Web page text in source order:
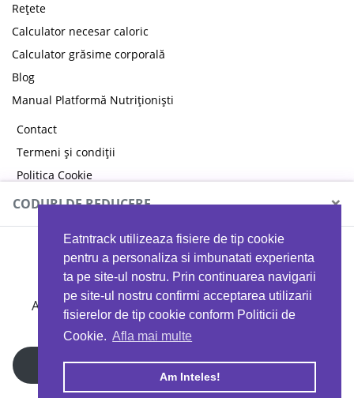
Eatntrack utilizeaza fisiere de tip cookie
pentru a personaliza si imbunatati experienta
ta pe site-ul nostru. Prin continuarea navigarii
pe site-ul nostru confirmi acceptarea utilizarii
fisierelor de tip cookie conform Politicii de
Cookie. Afla mai multe
Am Inteles!
Rețete
Calculator necesar caloric
Calculator grăsime corporală
Blog
Manual Platformă Nutriționiști
Contact
Termeni și condiții
Politica Cookie
Politica de confidențialitate
Copyright © 2026 EAT & TRACK S.R.L
CODURI DE REDUCERE ×
MYPROTEIN
Ai 40%reducere la orice comandă folosind codul
EATTRACK
Profită acum